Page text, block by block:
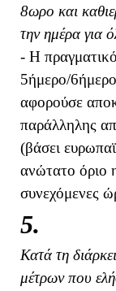
8ωρο και
την ημέρα για
- Η
5ήμερο/
αφορούσε
παράλληλης
(βάσει
ανώτατο όριο
συνεχόμενες
5.
Κατά τη
μέτρων που